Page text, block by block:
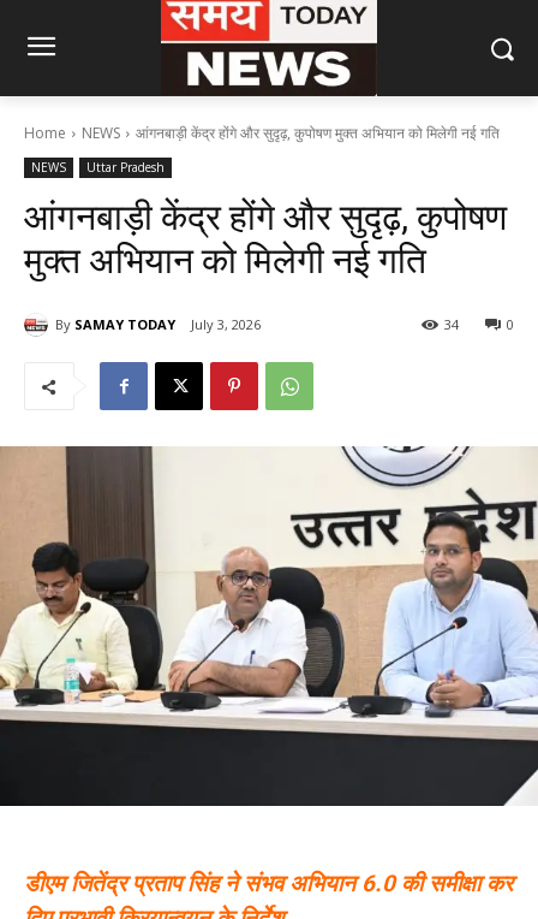
Home NEWS आंगनबाड़ी केंद्र होंगे और सुदृढ़, कुपोषण मुक्त अभियान को मिलेगी नई गति
NEWS Uttar Pradesh
आंगनबाड़ी केंद्र होंगे और सुदृढ़, कुपोषण
मुक्त अभियान को मिलेगी नई गति
By SAMAY TODAY July 3, 2026 0
34
डीएम जितेंद्र प्रताप सिंह ने संभव अभियान 6.0 की समीक्षा कर